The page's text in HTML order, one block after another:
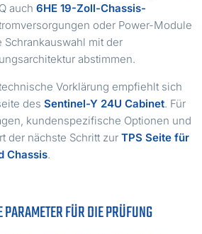
auch6HE 19-Zoll-Chassis-
oder Power-Module
Schrankauswahl mit der
abstimmen.
Vorklärung empfiehlt sich
desSentinel-Y 24U Cabinet. Für
kundenspezifische Optionen und
der nächste Schritt zurTPS Seite für
Chassis.
FÜR DIE PRÜFUNG